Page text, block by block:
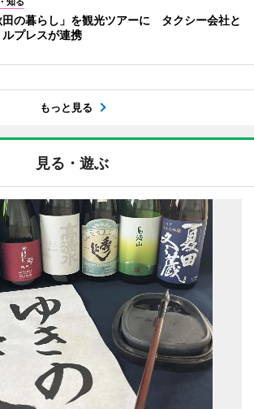
田の暮らし」を観光ツアーに タクシー会社と
ルプレスが連携
もっと見る
見る・遊ぶ